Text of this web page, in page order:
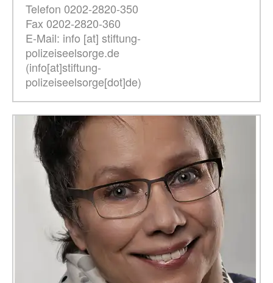
Telefon 0202-2820-350
Fax 0202-2820-360
E-Mail: info [at] stiftung-
polizeiseelsorge.de
(info[at]stiftung-
polizeiseelsorge[dot]de)